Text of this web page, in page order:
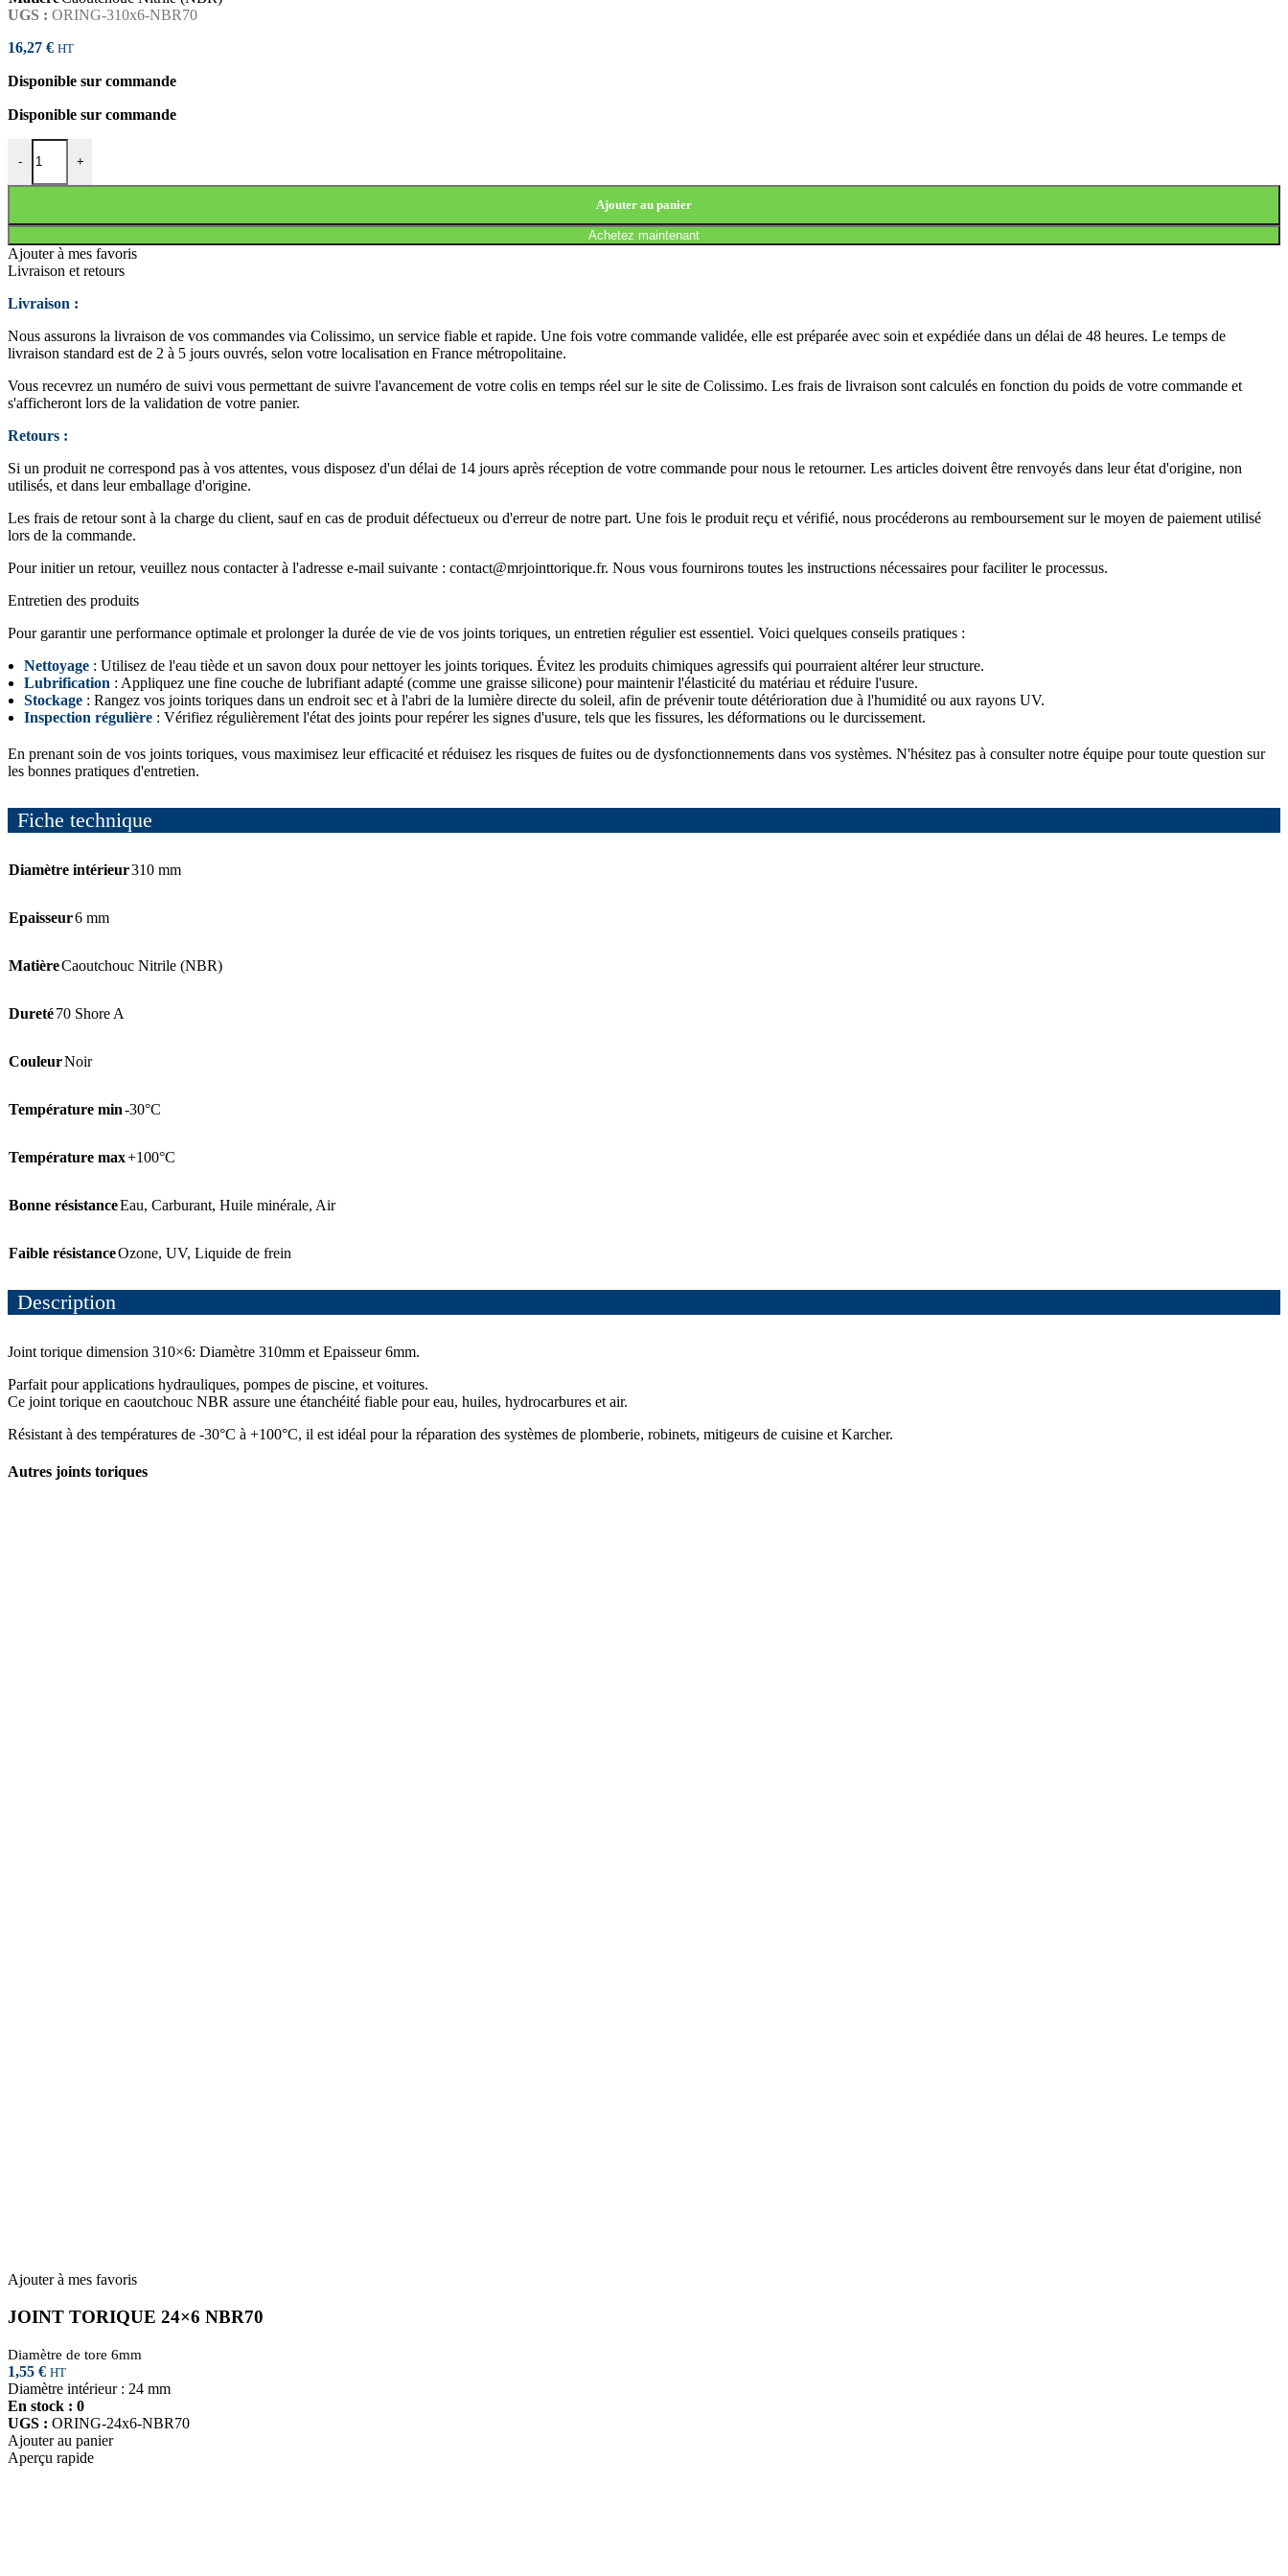
UGS : ORING-310x6-NBR70
16,27 € HT
Disponible sur commande
Disponible sur commande
-
quantité de JOINT TORIQUE 310x6 NBR70
+
Ajouter au panier
Achetez maintenant
Ajouter à mes favoris
Livraison et retours
Livraison :
Nous assurons la livraison de vos commandes via Colissimo, un service fiable et rapide. Une fois votre commande validée, elle est préparée avec soin et expédiée dans un délai de 48 heures. Le temps de
livraison standard est de 2 à 5 jours ouvrés, selon votre localisation en France métropolitaine.
Vous recevrez un numéro de suivi vous permettant de suivre l'avancement de votre colis en temps réel sur le site de Colissimo. Les frais de livraison sont calculés en fonction du poids de votre commande et
s'afficheront lors de la validation de votre panier.
Retours :
Si un produit ne correspond pas à vos attentes, vous disposez d'un délai de 14 jours après réception de votre commande pour nous le retourner. Les articles doivent être renvoyés dans leur état d'origine, non
utilisés, et dans leur emballage d'origine.
Les frais de retour sont à la charge du client, sauf en cas de produit défectueux ou d'erreur de notre part. Une fois le produit reçu et vérifié, nous procéderons au remboursement sur le moyen de paiement utilisé
lors de la commande.
Pour initier un retour, veuillez nous contacter à l'adresse e-mail suivante : contact@mrjointtorique.fr. Nous vous fournirons toutes les instructions nécessaires pour faciliter le processus.
Entretien des produits
Pour garantir une performance optimale et prolonger la durée de vie de vos joints toriques, un entretien régulier est essentiel. Voici quelques conseils pratiques :
Nettoyage : Utilisez de l'eau tiède et un savon doux pour nettoyer les joints toriques. Évitez les produits chimiques agressifs qui pourraient altérer leur structure.
Lubrification : Appliquez une fine couche de lubrifiant adapté (comme une graisse silicone) pour maintenir l'élasticité du matériau et réduire l'usure.
Stockage : Rangez vos joints toriques dans un endroit sec et à l'abri de la lumière directe du soleil, afin de prévenir toute détérioration due à l'humidité ou aux rayons UV.
Inspection régulière : Vérifiez régulièrement l'état des joints pour repérer les signes d'usure, tels que les fissures, les déformations ou le durcissement.
En prenant soin de vos joints toriques, vous maximisez leur efficacité et réduisez les risques de fuites ou de dysfonctionnements dans vos systèmes. N'hésitez pas à consulter notre équipe pour toute question sur
les bonnes pratiques d'entretien.
Fiche technique
Diamètre intérieur310 mm
Epaisseur6 mm
MatièreCaoutchouc Nitrile (NBR)
Dureté70 Shore A
CouleurNoir
Température min-30°C
Température max+100°C
Bonne résistanceEau, Carburant, Huile minérale, Air
Faible résistanceOzone, UV, Liquide de frein
Description
Joint torique dimension 310×6: Diamètre 310mm et Epaisseur 6mm.
Parfait pour applications hydrauliques, pompes de piscine, et voitures.
Ce joint torique en caoutchouc NBR assure une étanchéité fiable pour eau, huiles, hydrocarbures et air.
Résistant à des températures de -30°C à +100°C, il est idéal pour la réparation des systèmes de plomberie, robinets, mitigeurs de cuisine et Karcher.
Autres joints toriques
Ajouter à mes favoris
JOINT TORIQUE 24×6 NBR70
Diamètre de tore 6mm
1,55 € HT
Diamètre intérieur : 24 mm
En stock : 0
UGS : ORING-24x6-NBR70
Ajouter au panier
Aperçu rapide